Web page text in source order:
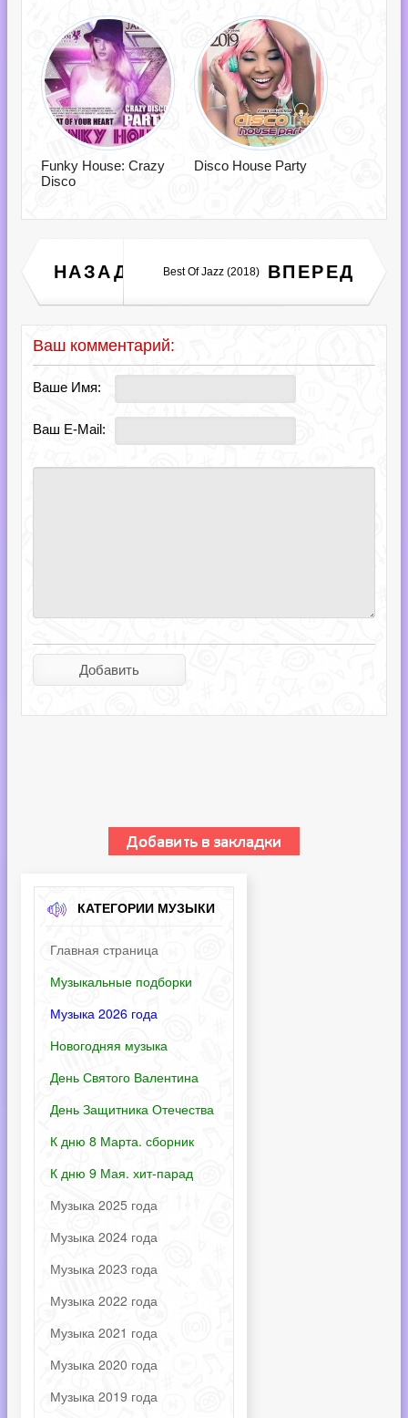
Funky House: Crazy
Disco
Disco House Party
НАЗАД
Rick Springfield - The
Snake King (2018)
ВПЕРЕД
Best Of Jazz (2018)
Ваш комментарий:
Ваше Имя:
Ваш E-Mail:
КАТЕГОРИИ МУЗЫКИ
Главная страница
Музыкальные подборки
Музыка 2026 года
Новогодняя музыка
День Святого Валентина
День Защитника Отечества
К дню 8 Марта. сборник
К дню 9 Мая. хит-парад
Музыка 2025 года
Музыка 2024 года
Музыка 2023 года
Музыка 2022 года
Музыка 2021 года
Музыка 2020 года
Музыка 2019 года